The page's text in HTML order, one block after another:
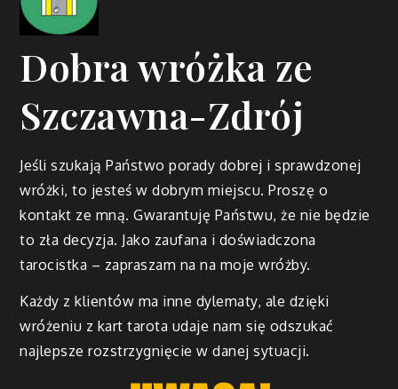
Dobra wróżka ze
Szczawna-Zdrój
Jeśli szukają Państwo porady dobrej i sprawdzonej
wróżki, to jesteś w dobrym miejscu. Proszę o
kontakt ze mną. Gwarantuję Państwu, że nie będzie
to zła decyzja. Jako zaufana i doświadczona
tarocistka – zapraszam na na moje wróżby.
Każdy z klientów ma inne dylematy, ale dzięki
wróżeniu z kart tarota udaje nam się odszukać
najlepsze rozstrzygnięcie w danej sytuacji.